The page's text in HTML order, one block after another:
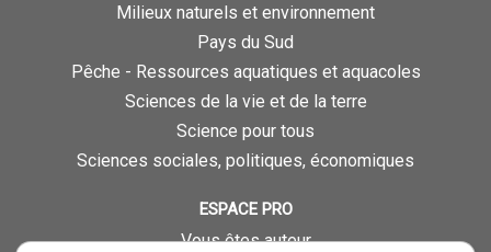
Milieux naturels et environnement
Pays du Sud
Pêche - Ressources aquatiques et aquacoles
Sciences de la vie et de la terre
Science pour tous
Sciences sociales, politiques, économiques
ESPACE PRO
Vous êtes auteur